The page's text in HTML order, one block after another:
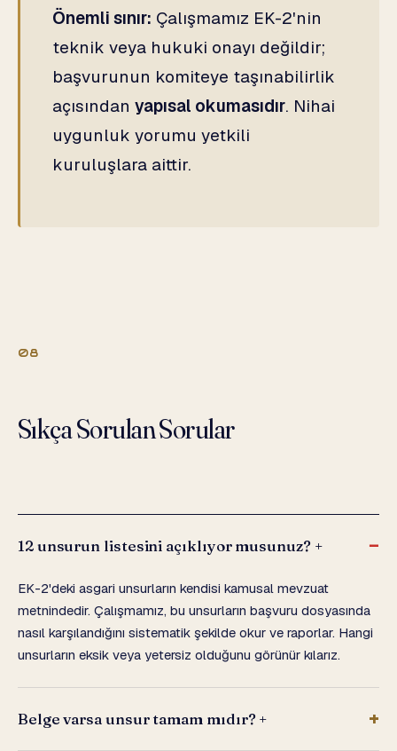
Önemli sınır: Çalışmamız EK-2'nin
teknik veya hukuki onayı değildir;
başvurunun komiteye taşınabilirlik
açısından yapısal okumasıdır. Nihai
uygunluk yorumu yetkili
kuruluşlara aittir.
08
Sıkça Sorulan Sorular
12 unsurun listesini açıklıyor musunuz? +
EK-2'deki asgari unsurların kendisi kamusal mevzuat
metnindedir. Çalışmamız, bu unsurların başvuru dosyasında
nasıl karşılandığını sistematik şekilde okur ve raporlar. Hangi
unsurların eksik veya yetersiz olduğunu görünür kılarız.
Belge varsa unsur tamam mıdır? +